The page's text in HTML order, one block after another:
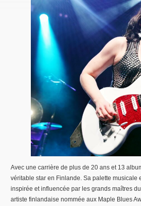
Avec une carrière de plus de 20 ans et 13
véritable star en Finlande. Sa palette
inspirée et influencée par les grands maîtres
artiste finlandaise nommée aux Maple Blues